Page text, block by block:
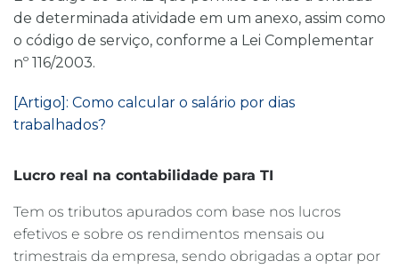
de determinada atividade em um anexo, assim como
o código de serviço, conforme a Lei Complementar
nº 116/2003.
[Artigo]: Como calcular o salário por dias
trabalhados?
Lucro real na contabilidade para TI
Tem os tributos apurados com base nos lucros
efetivos e sobre os rendimentos mensais ou
trimestrais da empresa, sendo obrigadas a optar por